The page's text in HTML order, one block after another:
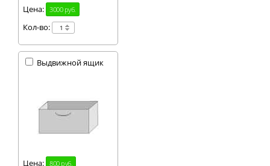
Цена: 3000 руб.
Кол-во:
Выдвижной ящик
Цена: 800 руб.